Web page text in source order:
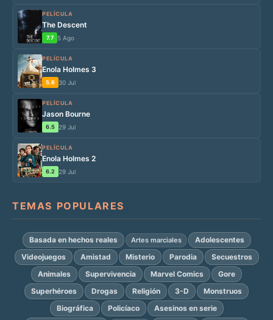
PELÍCULA
The Descent
7.7 5 Ago
PELÍCULA
Enola Holmes 3
5.6 30 Jul
PELÍCULA
Jason Bourne
6.5 29 Jul
PELÍCULA
Enola Holmes 2
6.2 29 Jul
TEMAS POPULARES
Basada en hechos reales Artes marciales
Adolescentes
Videojuegos
Amistad Misterio Parodia
Secuestros
Animales
Supervivencia Marvel Comics
Gore
Superhéroes
Drogas Religión 3-D
Monstruos
Biográfica
Policíaco
Asesinos en serie